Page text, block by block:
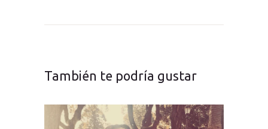
También te podría gustar